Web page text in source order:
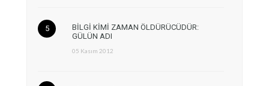
BİLGİ KİMİ ZAMAN ÖLDÜRÜCÜDÜR:
GÜLÜN ADI
05 Kasım 2012